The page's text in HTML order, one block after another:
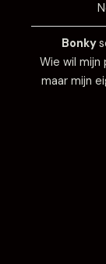
Bonky
Wie wil
maar mijn